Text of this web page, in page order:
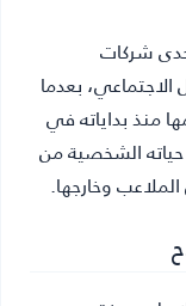
شركات
الاجتماعي، بعدما
منذ بداياته في
حياته الشخصية من
وخارجها.